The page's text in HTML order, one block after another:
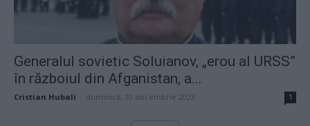
Generalul sovietic Soluianov, „erou al URSS”
în războiul din Afganistan, a...
Cristian Hubali duminică, 10 decembrie 2023 1